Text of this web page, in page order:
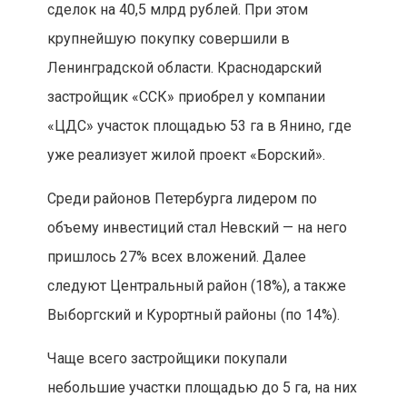
сделок на 40,5 млрд рублей. При этом
крупнейшую покупку совершили в
Ленинградской области. Краснодарский
застройщик «ССК» приобрел у компании
«ЦДС» участок площадью 53 га в Янино, где
уже реализует жилой проект «Борский».
Среди районов Петербурга лидером по
объему инвестиций стал Невский — на него
пришлось 27% всех вложений. Далее
следуют Центральный район (18%), а также
Выборгский и Курортный районы (по 14%).
Чаще всего застройщики покупали
небольшие участки площадью до 5 га, на них